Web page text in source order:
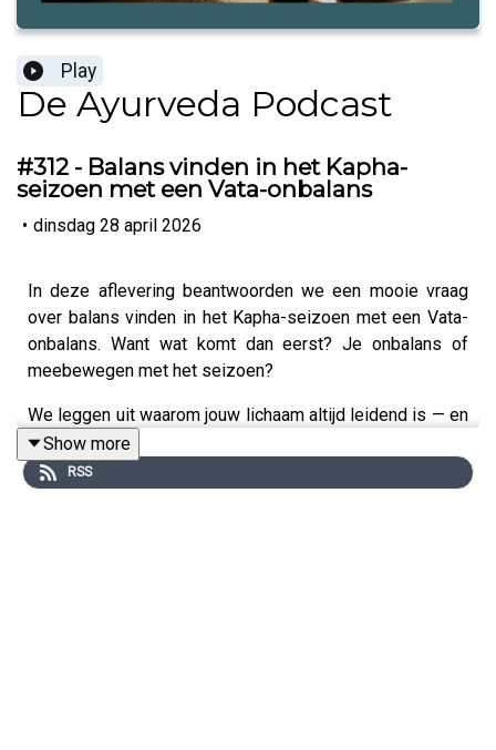
Play
De Ayurveda Podcast
#312 - Balans vinden in het Kapha-
seizoen met een Vata-onbalans
• dinsdag 28 april 2026
In deze aflevering beantwoorden we een mooie vraag
over balans vinden in het Kapha-seizoen met een Vata-
onbalans. Want wat komt dan eerst? Je onbalans of
meebewegen met het seizoen?
We leggen uit waarom jouw lichaam altijd leidend is — en
niet de seizoensregels.
Je krijgt praktische tips om Vata te kalmeren met
Show more
RSS